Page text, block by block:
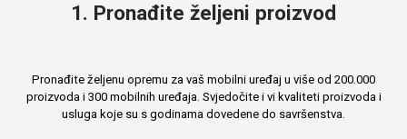
1. Pronađite željeni proizvod
Pronađite željenu opremu za vaš mobilni uređaj u više od 200.000
proizvoda i 300 mobilnih uređaja. Svjedočite i vi kvaliteti proizvoda i
usluga koje su s godinama dovedene do savršenstva.